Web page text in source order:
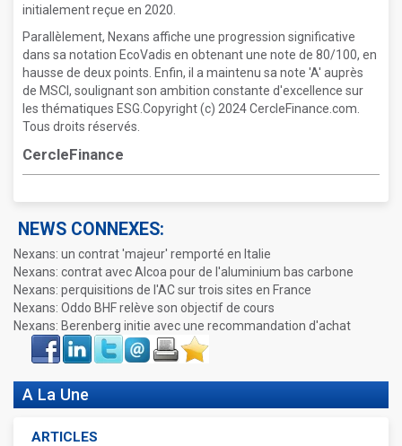
initialement reçue en 2020.
Parallèlement, Nexans affiche une progression significative
dans sa notation EcoVadis en obtenant une note de 80/100, en
hausse de deux points. Enfin, il a maintenu sa note 'A' auprès
de MSCI, soulignant son ambition constante d'excellence sur
les thématiques ESG.Copyright (c) 2024 CercleFinance.com.
Tous droits réservés.
CercleFinance
NEWS CONNEXES:
Nexans: un contrat 'majeur' remporté en Italie
Nexans: contrat avec Alcoa pour de l'aluminium bas carbone
Nexans: perquisitions de l'AC sur trois sites en France
Nexans: Oddo BHF relève son objectif de cours
Nexans: Berenberg initie avec une recommandation d'achat
Face
book
LinkIn Twitter Envoyer ImprimerFavoris
A La Une
ARTICLES